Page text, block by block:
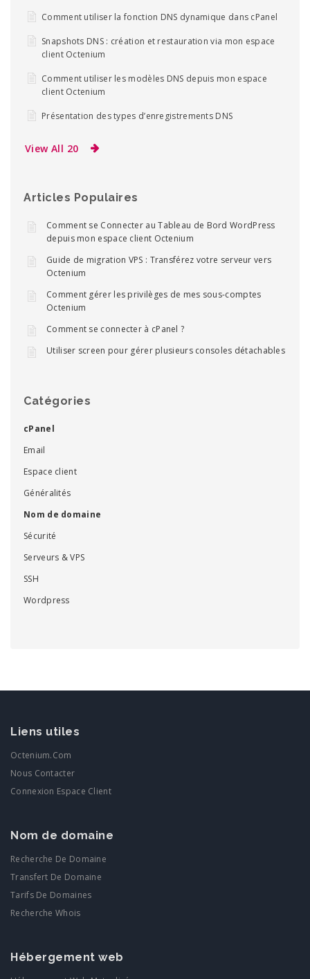
Comment utiliser la fonction DNS dynamique dans cPanel
Snapshots DNS : création et restauration via mon espace
client Octenium
Comment utiliser les modèles DNS depuis mon espace
client Octenium
Présentation des types d’enregistrements DNS
View All 20
Articles Populaires
Comment se Connecter au Tableau de Bord WordPress
depuis mon espace client Octenium
Guide de migration VPS : Transférez votre serveur vers
Octenium
Comment gérer les privilèges de mes sous-comptes
Octenium
Comment se connecter à cPanel ?
Utiliser screen pour gérer plusieurs consoles détachables
Catégories
cPanel
Email
Espace client
Généralités
Nom de domaine
Sécurité
Serveurs & VPS
SSH
Wordpress
Liens utiles
Octenium.com
Nous Contacter
Connexion Espace Client
Nom de domaine
Recherche De Domaine
Transfert De Domaine
Tarifs De Domaines
Recherche Whois
Hébergement web